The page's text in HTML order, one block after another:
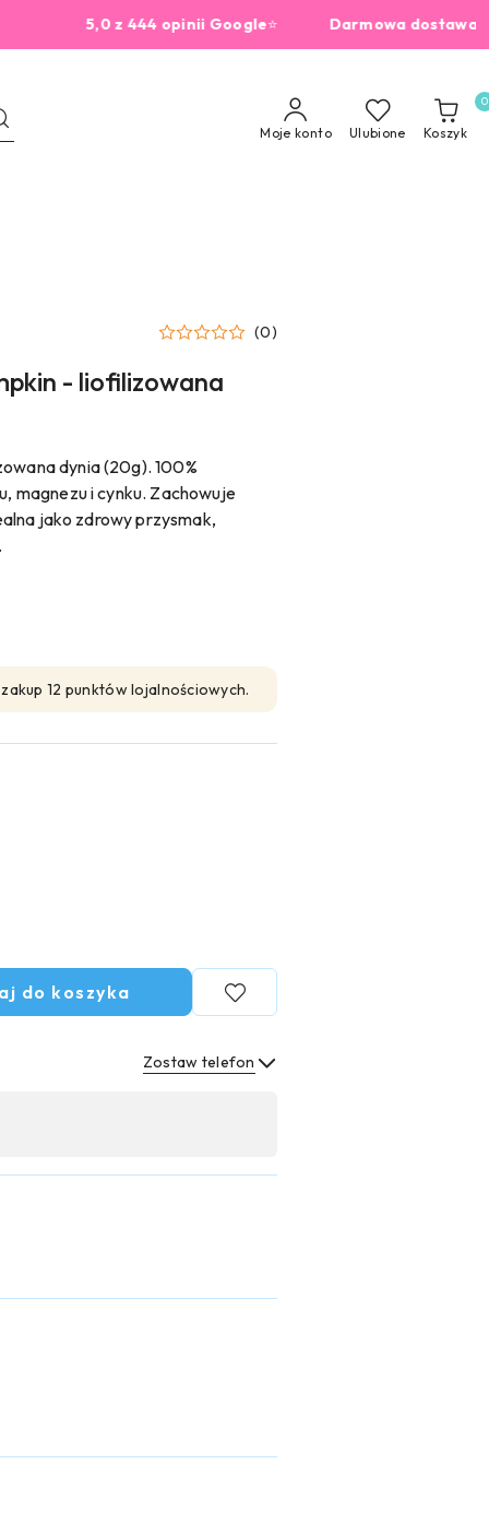
5,0 z 444 opinii Google⭐Darmowa dostawa od
Moje konto Ulubione Koszyk
0
(0)
- liofilizowana
dynia (20g). 100%
magnezu i cynku. Zachowuje
jako zdrowy przysmak,
12 punktów lojalnościowych.
do koszyka
Zostaw telefon